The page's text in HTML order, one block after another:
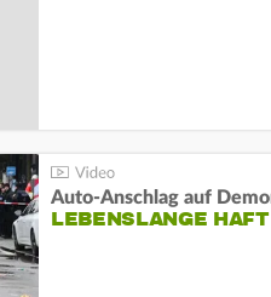
LEBENSLANGE HAFT